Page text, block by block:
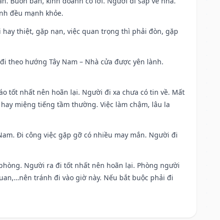
đều mạnh khỏe.
thiệt, gặp nạn, việc quan trọng thì phải đòn, gặp
theo hướng Tây Nam – Nhà cửa được yên lành.
tốt nhất nên hoãn lại. Người đi xa chưa có tin về. Mất
miệng tiếng tầm thường. Việc làm chậm, lâu la
Đi công việc gặp gỡ có nhiều may mắn. Người đi
Người ra đi tốt nhất nên hoãn lại. Phòng người
tránh đi vào giờ này. Nếu bắt buộc phải đi